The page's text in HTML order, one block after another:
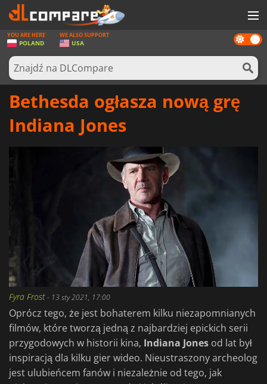
GRY
KARTY DO GIER
OPROGRAMOWANIE
SPRZĘT KOMPUTEROWY
ZALOGUJ SIĘ LUB ZAREJESTRUJ
Dark
mode
YOU ARE HERE
POLAND
WE ALSO SUPPORT
USA
Bethesda ogłasza nową grę
Indiana Jones
Fyra Frost- 13 sty 2021, 17:00
Oprócz tego, że jest bohaterem kilku niezapomnianych
filmów, które tworzą jedną z najbardziej epickich serii
przygodowych w historii kina, Indiana Jones od lat był
inspiracją dla kilku gier wideo. Nieustraszony archeolog
jest ulubieńcem fanów i niezależnie od tego, jak